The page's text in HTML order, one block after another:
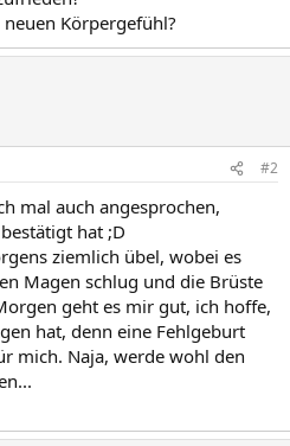
Körpergefühl?
#2
mal auch angesprochen,
hat ;D
ziemlich übel, wobei es
Magen schlug und die Brüste
geht es mir gut, ich hoffe,
hat, denn eine Fehlgeburt
mich. Naja, werde wohl den